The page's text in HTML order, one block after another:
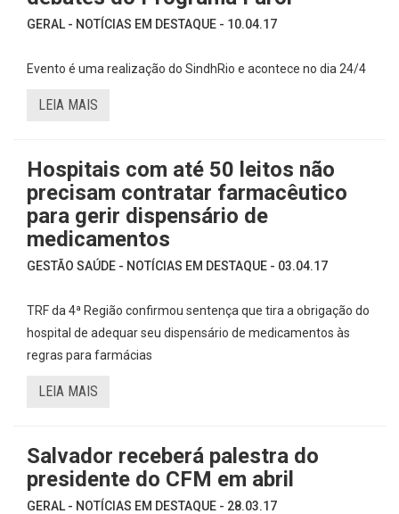
GERAL - NOTÍCIAS EM DESTAQUE - 10.04.17
Evento é uma realização do SindhRio e acontece no dia 24/4
LEIA MAIS
Hospitais com até 50 leitos não
precisam contratar farmacêutico
para gerir dispensário de
medicamentos
GESTÃO SAÚDE - NOTÍCIAS EM DESTAQUE - 03.04.17
TRF da 4ª Região confirmou sentença que tira a obrigação do
hospital de adequar seu dispensário de medicamentos às
regras para farmácias
LEIA MAIS
Salvador receberá palestra do
presidente do CFM em abril
GERAL - NOTÍCIAS EM DESTAQUE - 28.03.17